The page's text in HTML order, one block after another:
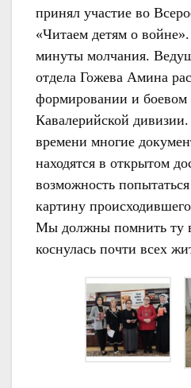
принял участие во
«Читаем детям о
минуты молчания.
отдела Гожева Амина
формировании и боевом
Кавалерийской дивизии.
времени многие
находятся в открытом
возможность
картину
Мы должны помнить ту
коснулась почти всех